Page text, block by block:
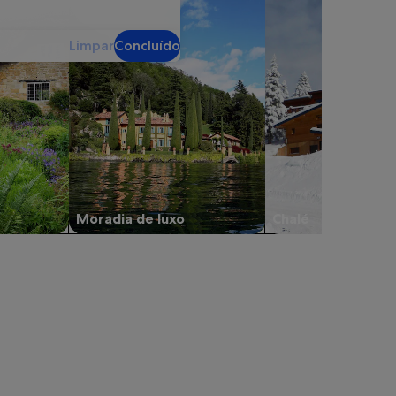
LimparConcluído
Moradia de luxo